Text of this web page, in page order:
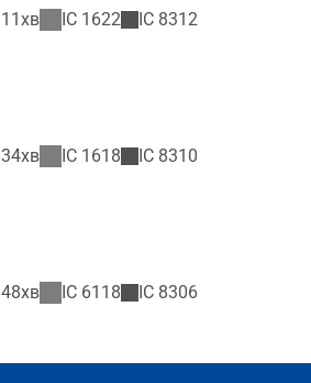
IC 1622 IC 8312
IC 1618 IC 8310
IC 6118 IC 8306